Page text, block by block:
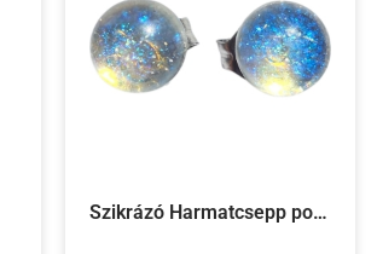
Szikrázó Harmatcsepp pont füli